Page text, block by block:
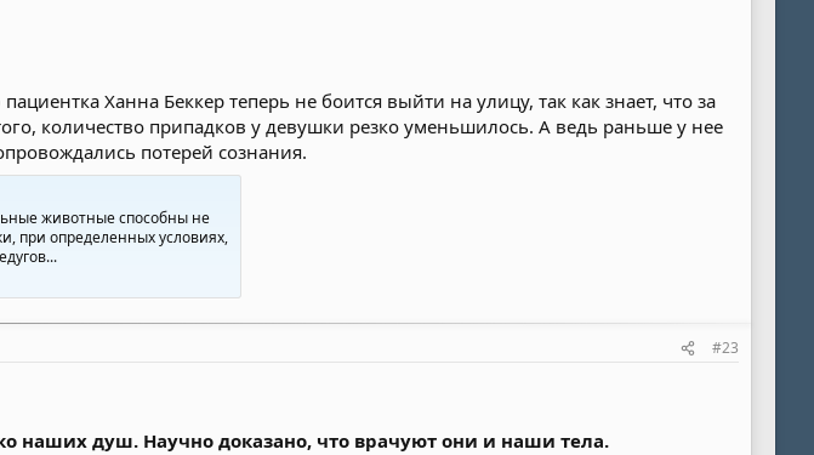
Ханна Беккер теперь не боится выйти на улицу, так как знает, что за
количество припадков у девушки резко уменьшилось. А ведь раньше у нее
потерей сознания.
животные способны не
при определенных условиях,
#23
наших душ. Научно доказано, что врачуют они и наши тела.